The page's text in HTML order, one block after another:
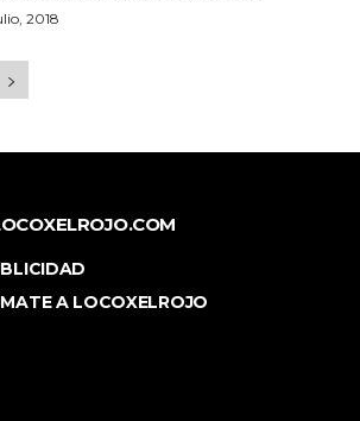
2018
A LOCOXELROJO